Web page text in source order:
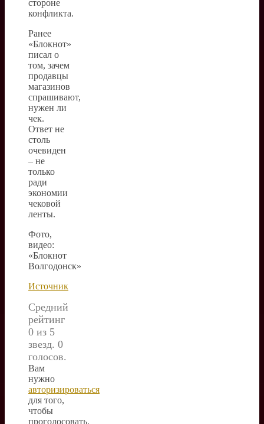
стороне
конфликта.
Ранее
«Блокнот»
писал о
том, зачем
продавцы
магазинов
спрашивают,
нужен ли
чек.
Ответ не
столь
очевиден
– не
только
ради
экономии
чековой
ленты.
Фото,
видео:
«Блокнот
Волгодонск»
Источник
Средний
рейтинг
0 из 5
звезд. 0
голосов.
Вам
нужно
авторизироваться
для того,
чтобы
проголосовать.